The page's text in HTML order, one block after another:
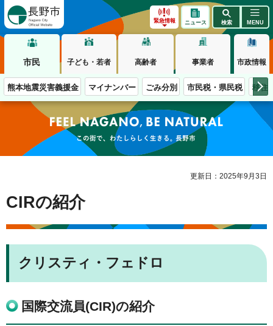
緊急情報 ニュース 検索 MENU
市民 子ども・若者 高齢者 事業者 市政情報
熊本地震災害義援金 マイナンバー ごみ分別 市民税・県民税 移住
この街で、わたしらしく生きる。長野市
更新日：2025年9月3日
CIRの紹介
クリスティ・フェドロ
国際交流員(CIR)の紹介